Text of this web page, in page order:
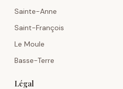
Sainte-Anne
Saint-François
Le Moule
Basse-Terre
Légal